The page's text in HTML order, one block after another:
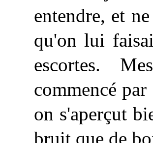
entendre, et
qu'on lui
escortes.
commencé
on s'aperçut
bruit que de